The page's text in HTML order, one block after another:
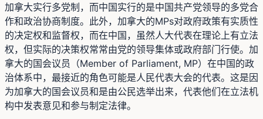
加拿大实行多党制，而中国实行的是中国共产党领导的多党合
作和政治协商制度。此外，加拿大的MPs对政府政策有实质性
的决定权和监督权，而在中国，虽然人大代表在理论上有立法
权，但实际的决策权常常由党的领导集体或政府部门行使。加
拿大的国会议员（Member of Parliament, MP）在中国的政
治体系中，最接近的角色可能是人民代表大会的代表。这是因
为加拿大的国会议员和是由公民选举出来，代表他们在立法机
构中发表意见和参与制定法律。